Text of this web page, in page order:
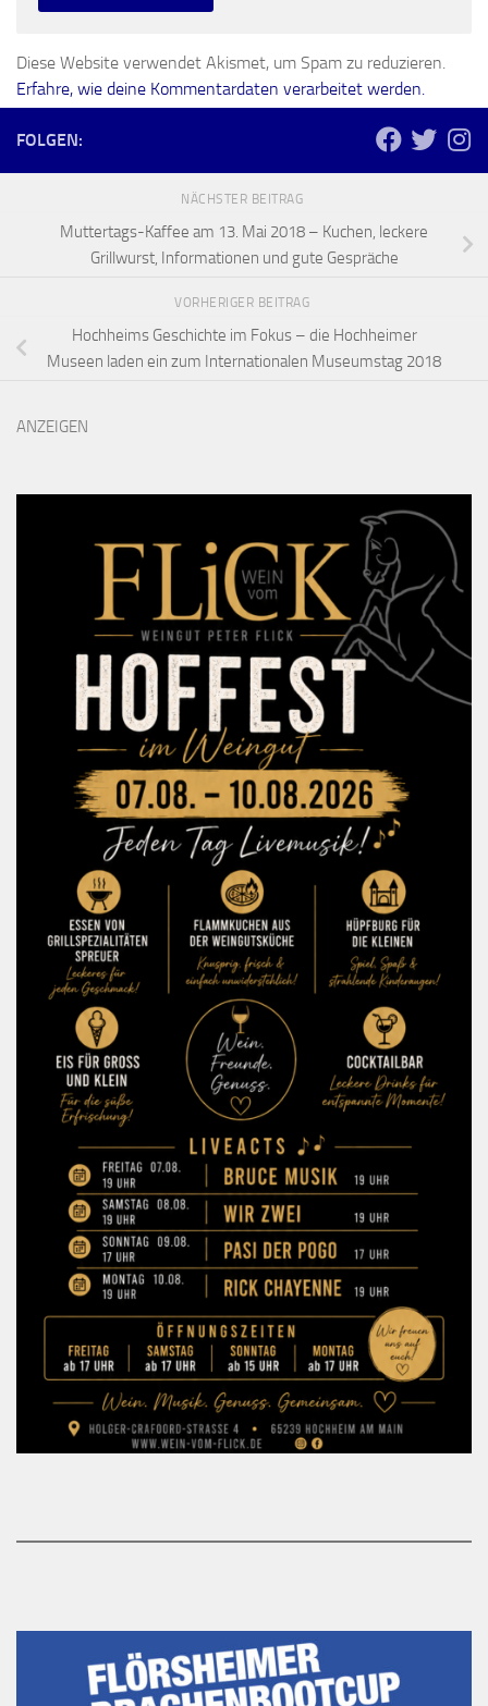
Diese Website verwendet Akismet, um Spam zu reduzieren.
Erfahre, wie deine Kommentardaten verarbeitet werden.
FOLGEN:
NÄCHSTER BEITRAG
Muttertags-Kaffee am 13. Mai 2018 – Kuchen, leckere
Grillwurst, Informationen und gute Gespräche
VORHERIGER BEITRAG
Hochheims Geschichte im Fokus – die Hochheimer
Museen laden ein zum Internationalen Museumstag 2018
ANZEIGEN